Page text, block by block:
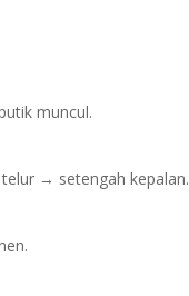
muncul.
→ setengah kepalan.